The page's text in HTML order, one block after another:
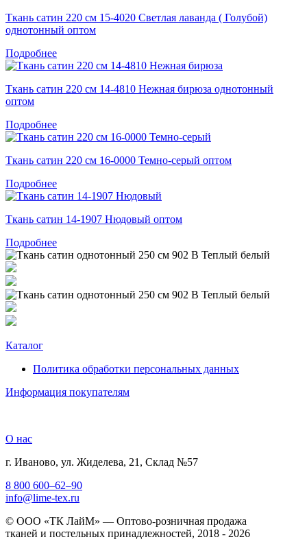
Ткань сатин 220 см 15-4020 Светлая лаванда ( Голубой)
однотонный оптом
Подробнее
Ткань сатин 220 см 14-4810 Нежная бирюза однотонный
оптом
Подробнее
Ткань сатин 220 см 16-0000 Темно-серый оптом
Подробнее
Ткань сатин 14-1907 Нюдовый оптом
Подробнее
Каталог
Политика обработки персональных данных
Информация покупателям
О нас
г. Иваново, ул. Жиделева, 21, Склад №57
8 800 600–62–90
info@lime-tex.ru
© ООО «ТК ЛайМ» — Оптово-розничная продажа
тканей и постельных принадлежностей, 2018 - 2026